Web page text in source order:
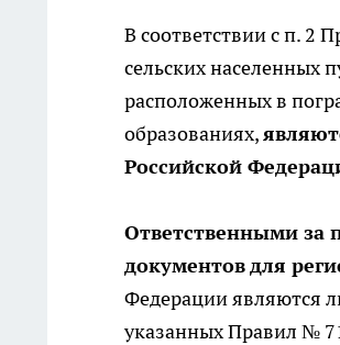
В соответствии с п. 2
сельских населенных
расположенных в
образованиях,
Российской
Ответственными за
документовдля
Федерации являются
указанных Правил №